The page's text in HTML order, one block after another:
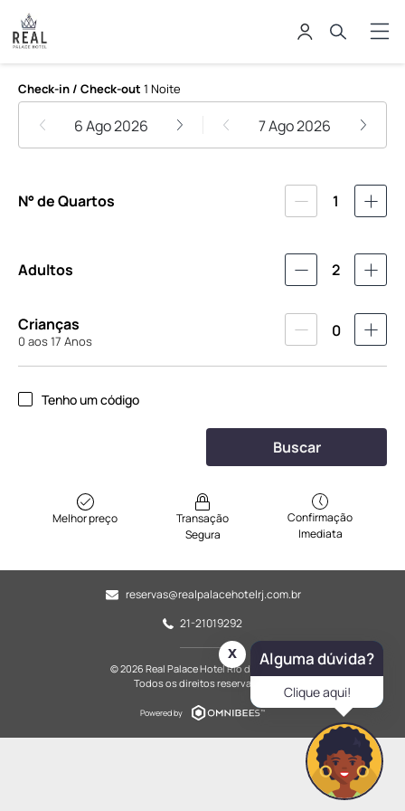
Real Palace Hotel Rio de Janeiro
Check-in / Check-out 1 Noite
6 Ago 2026 7 Ago 2026
N° de Quartos 1
Adultos 2
Crianças
0 aos 17 Anos
0
Tenho um código
Buscar
Melhor preço
Transação
Segura
Confirmação
Imediata
reservas@realpalacehotelrj.com.br
21-21019292
© 2026 Real Palace Hotel Rio de Janeiro.
Todos os direitos reservados.
Powered by
Alguma dúvida?
Clique aqui!
x